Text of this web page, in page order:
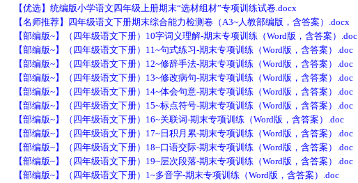
【优选】统编版小学语文四年级上册期末“选材组材”专项训练试卷.docx
【名师推荐】四年级语文下册期末综合能力检测卷（A3~人教部编版，含答案）.docx
【部编版~】（四年级语文下册）10字词义理解-期末专项训练（Word版，含答案）.doc
【部编版~】（四年级语文下册）11~句式练习-期末专项训练（Word版，含答案）.doc
【部编版~】（四年级语文下册）12~修辞手法-期末专项训练（Word版，含答案）.doc
【部编版~】（四年级语文下册）13~修改病句-期末专项训练（Word版，含答案）.doc
【部编版~】（四年级语文下册）14~体会句意-期末专项训练（Word版，含答案）.doc
【部编版~】（四年级语文下册）15~标点符号-期末专项训练（Word版，含答案）.doc
【部编版~】（四年级语文下册）16~关联词-期末专项训练（Word版，含答案）.doc
【部编版~】（四年级语文下册）17~日积月累-期末专项训练（Word版，含答案）.doc
【部编版~】（四年级语文下册）18~口语交际-期末专项训练（Word版，含答案）.doc
【部编版~】（四年级语文下册）19~层次段落-期末专项训练（Word版，含答案）.doc
【部编版~】（四年级语文下册）1~多音字-期末专项训练（Word版，含答案）.doc